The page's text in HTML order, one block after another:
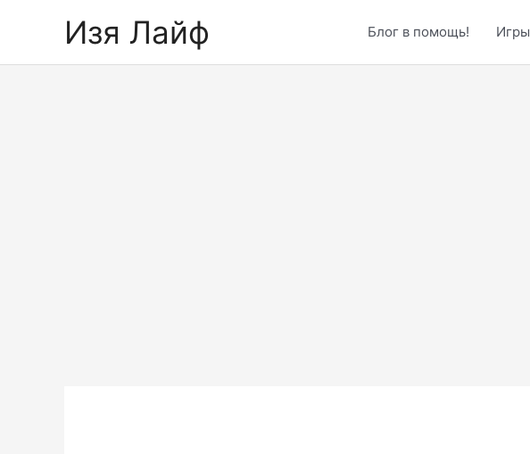
Изя Лайф Блог в помощь! Игры